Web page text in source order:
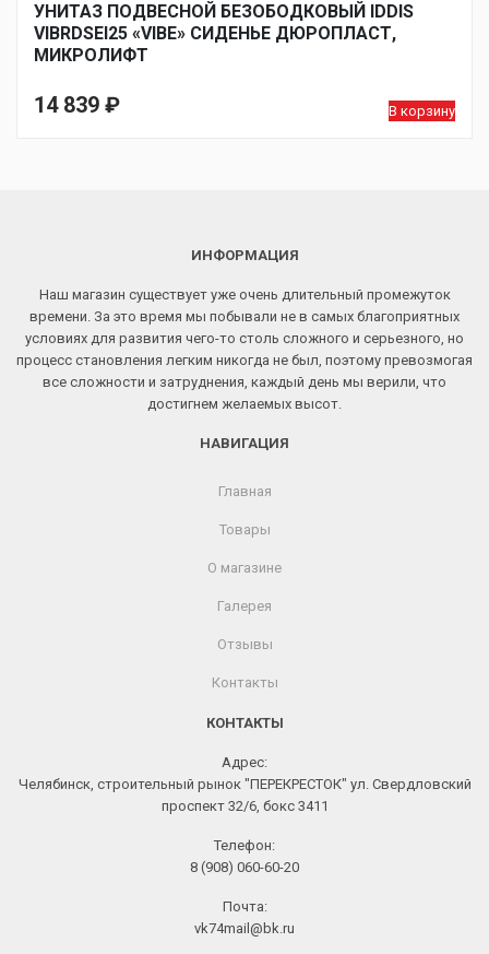
УНИТАЗ ПОДВЕСНОЙ БЕЗОБОДКОВЫЙ IDDIS
VIBRDSEI25 «VIBE» СИДЕНЬЕ ДЮРОПЛАСТ,
МИКРОЛИФТ
14 839 ₽ В корзину
ИНФОРМАЦИЯ
Наш магазин существует уже очень длительный промежуток
времени. За это время мы побывали не в самых благоприятных
условиях для развития чего-то столь сложного и серьезного, но
процесс становления легким никогда не был, поэтому превозмогая
все сложности и затруднения, каждый день мы верили, что
достигнем желаемых высот.
НАВИГАЦИЯ
Главная
Товары
О магазине
Галерея
Отзывы
Контакты
КОНТАКТЫ
Адрес:
Челябинск, строительный рынок "ПЕРЕКРЕСТОК" ул. Свердловский
проспект 32/6, бокс 3411
Телефон:
8 (908) 060-60-20
Почта:
vk74mail@bk.ru